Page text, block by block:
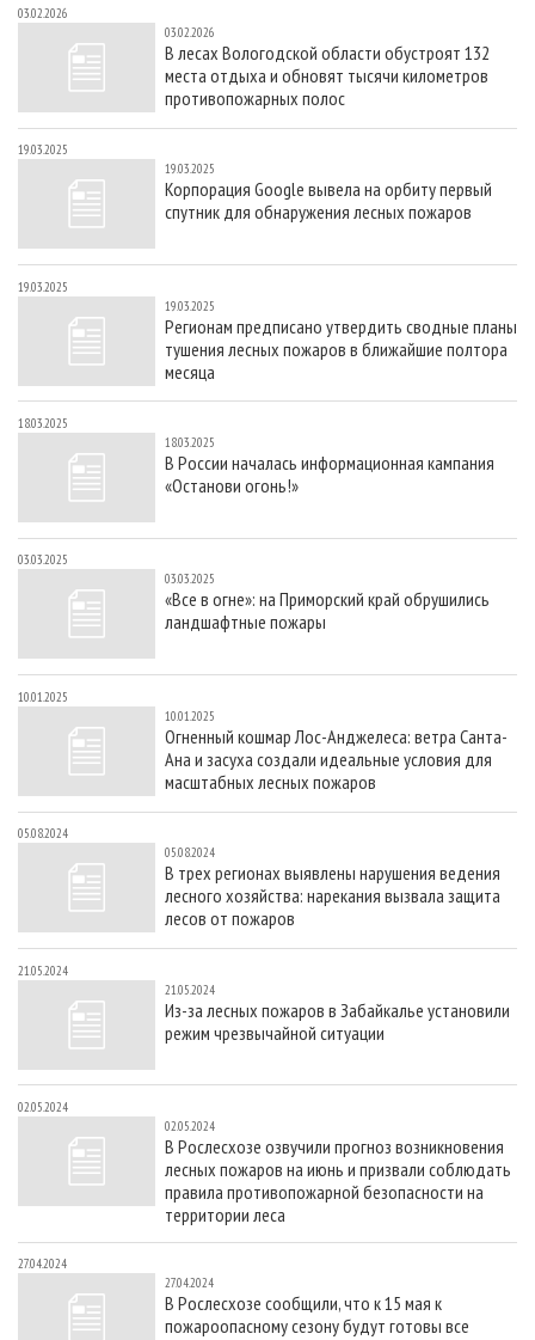
03.02.2026
03.02.2026
В лесах Вологодской области обустроят 132
места отдыха и обновят тысячи километров
противопожарных полос
19.03.2025
19.03.2025
Корпорация Google вывела на орбиту первый
спутник для обнаружения лесных пожаров
19.03.2025
19.03.2025
Регионам предписано утвердить сводные планы
тушения лесных пожаров в ближайшие полтора
месяца
18.03.2025
18.03.2025
В России началась информационная кампания
«Останови огонь!»
03.03.2025
03.03.2025
«Все в огне»: на Приморский край обрушились
ландшафтные пожары
10.01.2025
10.01.2025
Огненный кошмар Лос-Анджелеса: ветра Санта-
Ана и засуха создали идеальные условия для
масштабных лесных пожаров
05.08.2024
05.08.2024
В трех регионах выявлены нарушения ведения
лесного хозяйства: нарекания вызвала защита
лесов от пожаров
21.05.2024
21.05.2024
Из-за лесных пожаров в Забайкалье установили
режим чрезвычайной ситуации
02.05.2024
02.05.2024
В Рослесхозе озвучили прогноз возникновения
лесных пожаров на июнь и призвали соблюдать
правила противопожарной безопасности на
территории леса
27.04.2024
27.04.2024
В Рослесхозе сообщили, что к 15 мая к
пожароопасному сезону будут готовы все